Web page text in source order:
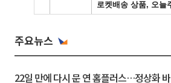
주요뉴스
22일 만에 다시 문 연 홈플러스…정상화 바